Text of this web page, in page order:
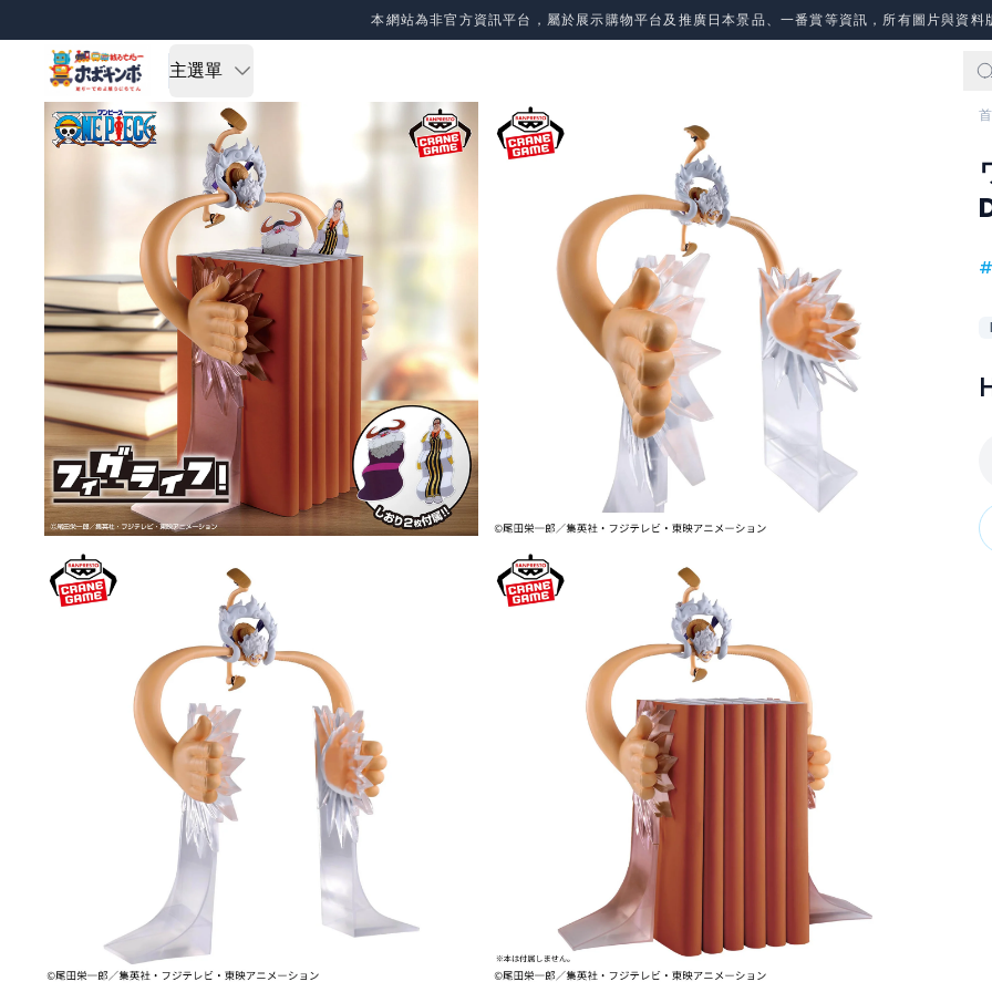
本網站為非官方資訊平台，屬於展示購物平台及推廣日本景品、一番賞等資訊，所有圖片與資料
主選單
#